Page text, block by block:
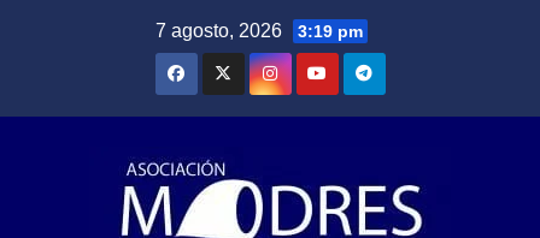
7 agosto, 2026 3:19 pm